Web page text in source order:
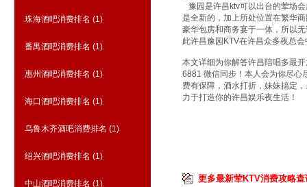
珠海酒吧消费排名 (1)
番禺酒吧消费排名 (1)
惠州酒吧消费排名 (1)
海口酒吧消费排名 (1)
乌鲁木齐酒吧消费排名 (1)
绍兴酒吧消费排名 (1)
中山酒吧消费排名 (1)
豫园是许昌ktv可以出台的荤场
是全新的，加上所处位置在繁华
豪华包房和商务宴于一体，所以
此许昌豫园KTV在许昌众多夜总
本文详细为你解答许昌陪唱多最
6881 微信同步！本人会为你尽心
费有保障，酒水打折，妹妹搞定
力于打造你的许昌娱乐夜生活！
更多最新荤KTV消费攻略查